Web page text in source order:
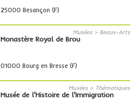
25000 Besançon (F)
Musées > Beaux-Arts
Monastère Royal de Brou
01000 Bourg en Bresse (F)
Musées > Thématiques
Musée de l'Histoire de l'Immigration